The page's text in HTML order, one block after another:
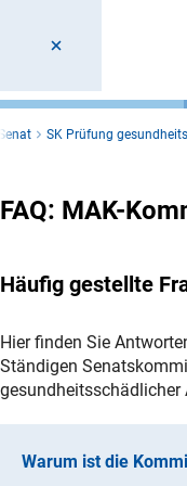
SK Prüfung
FAQ: MAK-
Häufig gestellte
Hier finden Sie
Ständigen
gesundheitsschädlicher
Warum ist die